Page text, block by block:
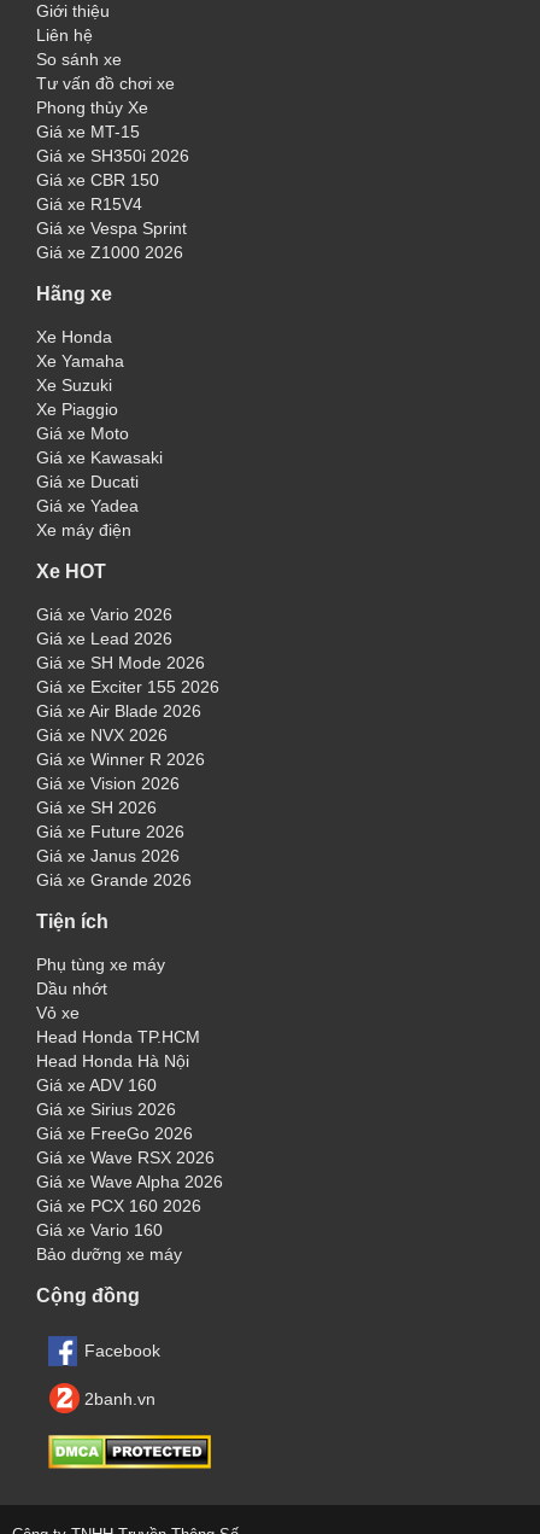
Giới thiệu
Liên hệ
So sánh xe
Tư vấn đồ chơi xe
Phong thủy Xe
Giá xe MT-15
Giá xe SH350i 2026
Giá xe CBR 150
Giá xe R15V4
Giá xe Vespa Sprint
Giá xe Z1000 2026
Hãng xe
Xe Honda
Xe Yamaha
Xe Suzuki
Xe Piaggio
Giá xe Moto
Giá xe Kawasaki
Giá xe Ducati
Giá xe Yadea
Xe máy điện
Xe HOT
Giá xe Vario 2026
Giá xe Lead 2026
Giá xe SH Mode 2026
Giá xe Exciter 155 2026
Giá xe Air Blade 2026
Giá xe NVX 2026
Giá xe Winner R 2026
Giá xe Vision 2026
Giá xe SH 2026
Giá xe Future 2026
Giá xe Janus 2026
Giá xe Grande 2026
Tiện ích
Phụ tùng xe máy
Dầu nhớt
Vỏ xe
Head Honda TP.HCM
Head Honda Hà Nội
Giá xe ADV 160
Giá xe Sirius 2026
Giá xe FreeGo 2026
Giá xe Wave RSX 2026
Giá xe Wave Alpha 2026
Giá xe PCX 160 2026
Giá xe Vario 160
Bảo dưỡng xe máy
Cộng đồng
Facebook
2banh.vn